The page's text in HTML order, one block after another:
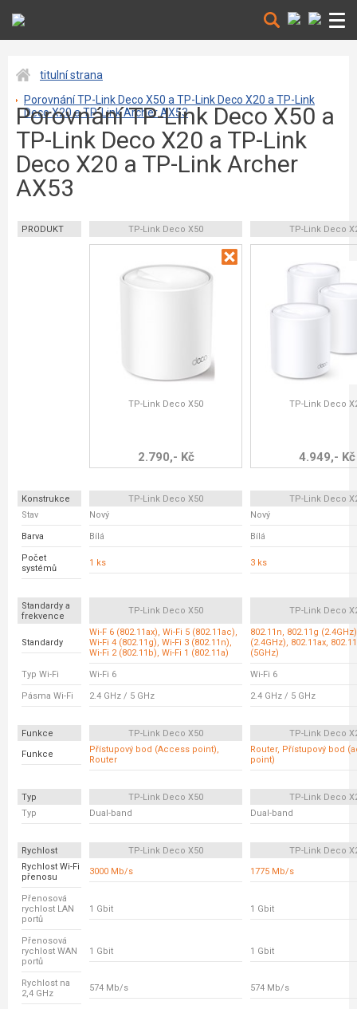
titulní strana
Porovnání TP-Link Deco X50 a TP-Link Deco X20 a TP-Link
Deco X20 a TP-Link Archer AX53
Porovnání TP-Link Deco X50 a
TP-Link Deco X20 a TP-Link
Deco X20 a TP-Link Archer
AX53
PRODUKT TP-Link Deco X50 TP-Link Deco
TP-Link Deco X50
2.790,- Kč
TP-Link Deco
4.949,- Kč
Konstrukce TP-Link Deco X50
TP-Link Deco
Stav
Nový Nový
Barva Bílá Bílá
Počet
systémů
1 ks 3 ks
Standardy a
frekvence
TP-Link Deco X50 TP-Link Deco
Standardy
Wi-F 6 (802.11ax), Wi-Fi 5 (802.11ac),
Wi-Fi 4 (802.11g), Wi-Fi 3 (802.11n),
Wi-Fi 2 (802.11b), Wi-Fi 1 (802.11a)
802.11n, 802.11g
(2.4GHz), 802.11ax,
(5GHz)
Typ Wi-Fi Wi-Fi 6 Wi-Fi 6
Pásma Wi-Fi 2.4 GHz / 5 GHz 2.4 GHz / 5 GHz
Funkce TP-Link Deco X50
TP-Link Deco
Funkce
Přístupový bod (Access point),
Router
Router, Přístupový bod
point)
Typ TP-Link Deco X50
TP-Link Deco
Typ
Dual-band Dual-band
Rychlost TP-Link Deco X50
TP-Link Deco
Rychlost Wi-Fi
přenosu
3000 Mb/s 1775 Mb/s
Přenosová
rychlost LAN
portů
1 Gbit 1 Gbit
Přenosová
rychlost WAN
portů
1 Gbit 1 Gbit
Rychlost na
2,4 GHz
574 Mb/s 574 Mb/s